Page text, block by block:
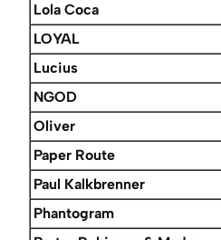
Lola Coca
LOYAL
Lucius
NGOD
Oliver
Paper Route
Paul Kalkbrenner
Phantogram